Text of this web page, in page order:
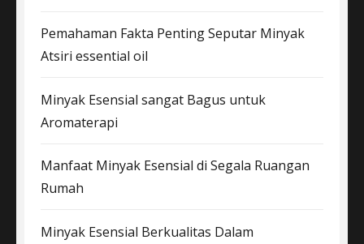
Pemahaman Fakta Penting Seputar Minyak
Atsiri essential oil
Minyak Esensial sangat Bagus untuk
Aromaterapi
Manfaat Minyak Esensial di Segala Ruangan
Rumah
Minyak Esensial Berkualitas Dalam